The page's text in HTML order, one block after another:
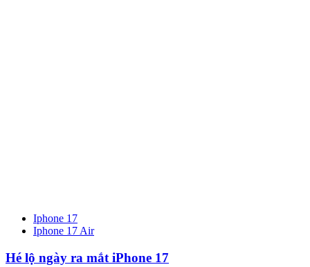
Iphone 17
Iphone 17 Air
Hé lộ ngày ra mắt iPhone 17